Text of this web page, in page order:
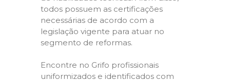
todos possuem as certificações
necessárias de acordo com a
legislação vigente para atuar no
segmento de reformas.
Encontre no Grifo profissionais
uniformizados e identificados com